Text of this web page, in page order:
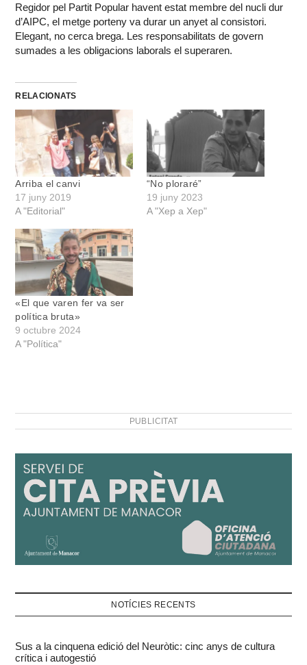
Regidor pel Partit Popular havent estat membre del nucli dur
d’AIPC, el metge porteny va durar un anyet al consistori.
Elegant, no cerca brega. Les responsabilitats de govern
sumades a les obligacions laborals el superaren.
RELACIONATS
Arriba el canvi
17 juny 2019
A "Editorial"
“No ploraré”
19 juny 2023
A "Xep a Xep"
«El que varen fer va ser
política bruta»
9 octubre 2024
A "Política"
PUBLICITAT
NOTÍCIES RECENTS
Sus a la cinquena edició del Neuròtic: cinc anys de cultura
crítica i autogestió